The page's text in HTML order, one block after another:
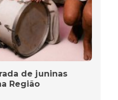
de juninas
Região